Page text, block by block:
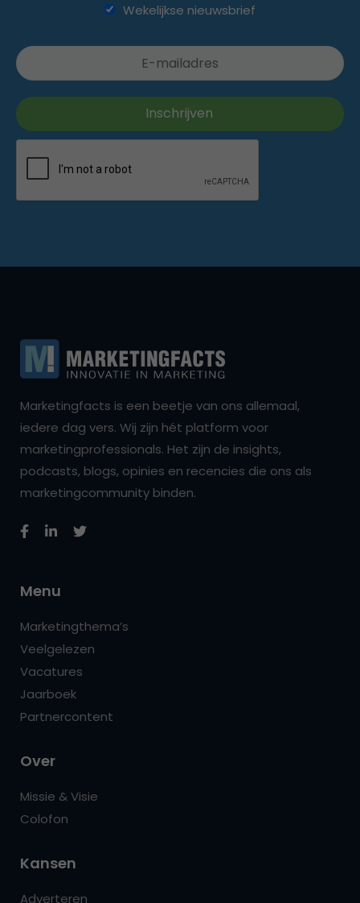
Wekelijkse nieuwsbrief
Marketingfacts is een beetje van ons allemaal,
iedere dag vers. Wij zijn hét platform voor
marketingprofessionals. Het zijn de insights,
podcasts, blogs, opinies en recencies die ons als
marketingcommunity binden.
Menu
Marketingthema’s
Veelgelezen
Vacatures
Jaarboek
Partnercontent
Over
Missie & Visie
Colofon
Kansen
Adverteren